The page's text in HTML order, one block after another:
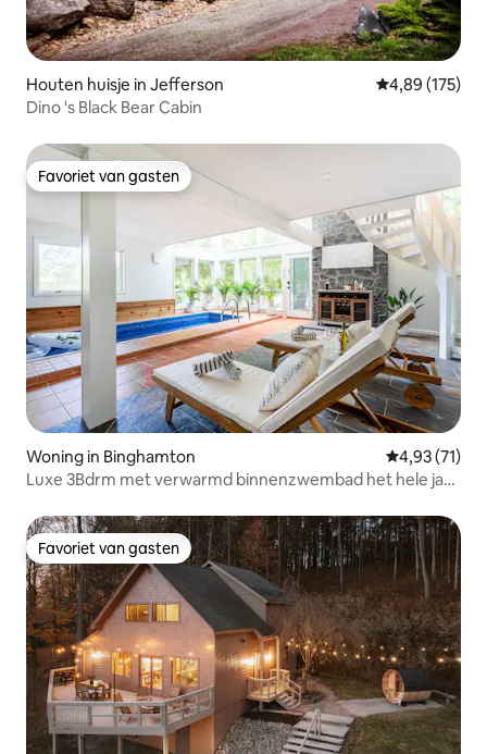
Houten huisje in Jefferson Gemiddelde
4,89 (175)
Dino 's Black Bear Cabin
Favoriet van gasten
Favoriet van gasten
Woning in Binghamton Gemiddelde
4,93 (71)
Luxe 3Bdrm met verwarmd binnenzwembad het hele jaar
Favoriet van gasten
Favoriet van gasten